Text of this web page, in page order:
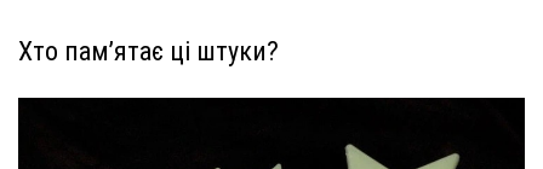
Хто пам’ятає ці штуки?